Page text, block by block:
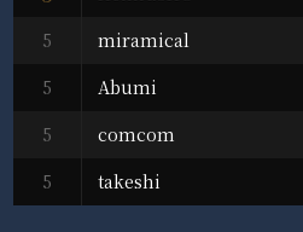
5
miramical
5
Abumi
5
comcom
5
takeshi